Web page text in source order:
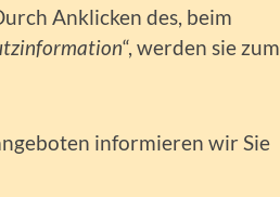
Anklicken des, beim
“, werden sie zum
informieren wir Sie